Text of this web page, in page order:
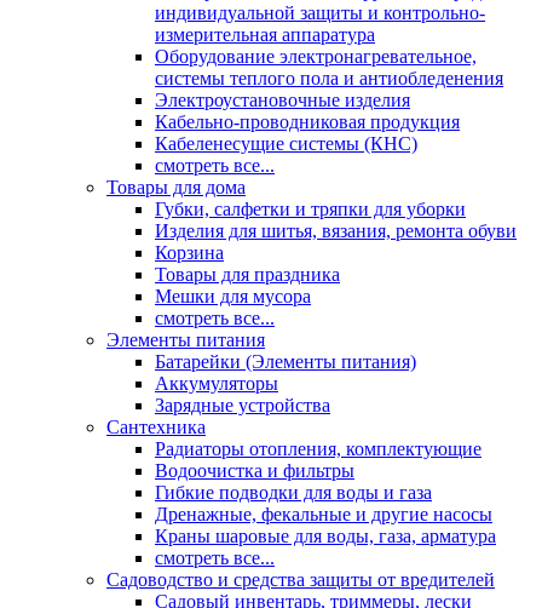
индивидуальной защиты и контрольно-
измерительная аппаратура
Оборудование электронагревательное,
системы теплого пола и антиобледенения
Электроустановочные изделия
Кабельно-проводниковая продукция
Кабеленесущие системы (КНС)
смотреть все...
Товары для дома
Губки, салфетки и тряпки для уборки
Изделия для шитья, вязания, ремонта обуви
Корзина
Товары для праздника
Мешки для мусора
смотреть все...
Элементы питания
Батарейки (Элементы питания)
Аккумуляторы
Зарядные устройства
Сантехника
Радиаторы отопления, комплектующие
Водоочистка и фильтры
Гибкие подводки для воды и газа
Дренажные, фекальные и другие насосы
Краны шаровые для воды, газа, арматура
смотреть все...
Садоводство и средства защиты от вредителей
Садовый инвентарь, триммеры, лески